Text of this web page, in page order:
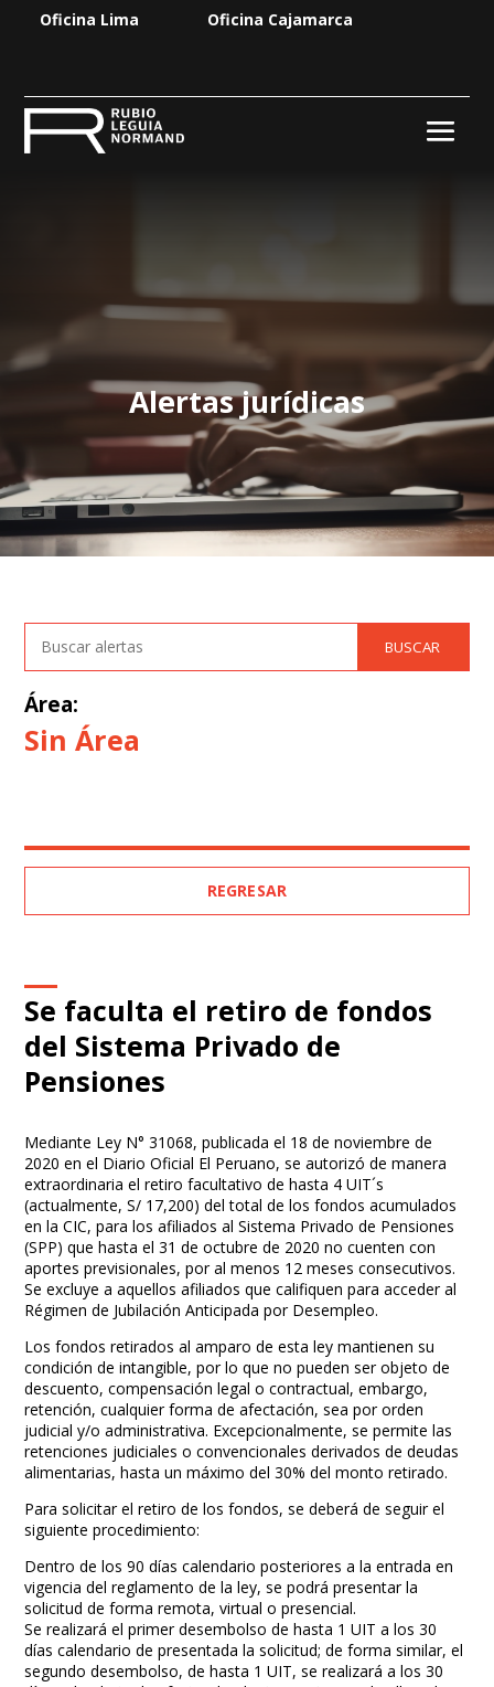
Oficina Lima Oficina Cajamarca
Alertas jurídicas
Área:
Sin Área
REGRESAR
Se faculta el retiro de fondos
del Sistema Privado de
Pensiones
Mediante Ley N° 31068, publicada el 18 de noviembre de
2020 en el Diario Oficial El Peruano, se autorizó de manera
extraordinaria el retiro facultativo de hasta 4 UIT´s
(actualmente, S/ 17,200) del total de los fondos acumulados
en la CIC, para los afiliados al Sistema Privado de Pensiones
(SPP) que hasta el 31 de octubre de 2020 no cuenten con
aportes previsionales, por al menos 12 meses consecutivos.
Se excluye a aquellos afiliados que califiquen para acceder al
Régimen de Jubilación Anticipada por Desempleo.
Los fondos retirados al amparo de esta ley mantienen su
condición de intangible, por lo que no pueden ser objeto de
descuento, compensación legal o contractual, embargo,
retención, cualquier forma de afectación, sea por orden
judicial y/o administrativa. Excepcionalmente, se permite las
retenciones judiciales o convencionales derivados de deudas
alimentarias, hasta un máximo del 30% del monto retirado.
Para solicitar el retiro de los fondos, se deberá de seguir el
siguiente procedimiento:
Dentro de los 90 días calendario posteriores a la entrada en
vigencia del reglamento de la ley, se podrá presentar la
solicitud de forma remota, virtual o presencial.
Se realizará el primer desembolso de hasta 1 UIT a los 30
días calendario de presentada la solicitud; de forma similar, el
segundo desembolso, de hasta 1 UIT, se realizará a los 30